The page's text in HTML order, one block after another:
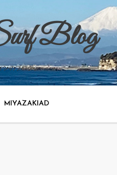
Blog
ンのブログ。
MIYAZAKIAD